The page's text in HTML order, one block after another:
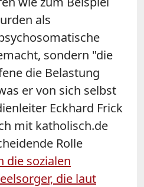
als
sondern "die
die Belastung
er von sich selbst
Eckhard Frick
mit katholisch.de
Rolle
die sozialen
die laut